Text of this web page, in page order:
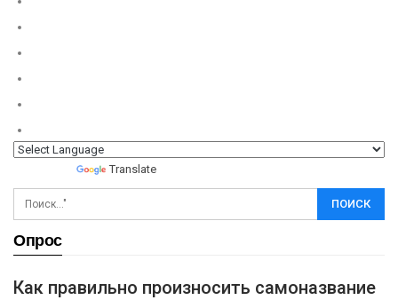
Translate
Опрос
Как правильно произносить самоназвание